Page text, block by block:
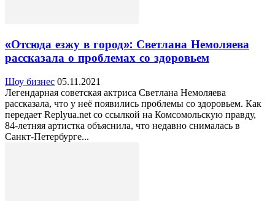
«Отсюда езжу в город»: Светлана Немоляева
рассказала о проблемах со здоровьем
Шоу бизнес 05.11.2021
Легендарная советская актриса Светлана Немоляева
рассказала, что у неё появились проблемы со здоровьем. Как
передает Replyua.net со ссылкой на Комсомольскую правду,
84-летняя артистка объяснила, что недавно снималась в
Санкт-Петербурге...